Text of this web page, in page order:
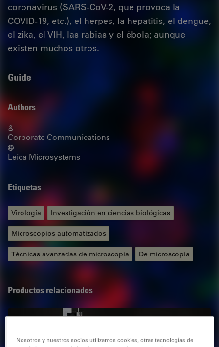
coronavirus (SARS-CoV-2, que provoca la
COVID-19, etc.), el herpes, la hepatitis, el dengue,
el zika, el VIH, las rabias y el ébola; aunque
existen muchos otros.
Guide
Authors
Corporate Communications
Leica Microsystems
Etiquetas
Virología Investigación en ciencias biológicas
Microscopios automatizados
Técnicas avanzadas de microscopía De microscopía
Productos relacionados
DIVE y STELLARIS se han fusionado para proporcionarle
Nosotros y nuestros socios utilizamos cookies, otras tecnologías de